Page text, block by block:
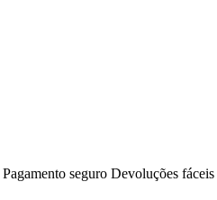
Pagamento seguro Devoluções fáceis